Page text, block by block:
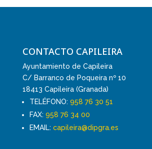
CONTACTO CAPILEIRA
Ayuntamiento de Capileira
C/ Barranco de Poqueira nº 10
18413 Capileira (Granada)
TELÉFONO: 958 76 30 51
FAX: 958 76 34 00
EMAIL: capileira@dipgra.es